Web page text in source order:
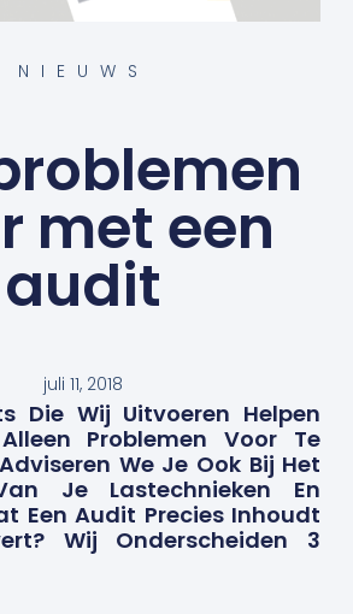
NIEUWS
met een
audit
juli 11, 2018
Die Wij Uitvoeren Helpen
Problemen Voor Te
We Je Ook Bij Het
Je Lastechnieken En
Een Audit Precies Inhoudt
Wij Onderscheiden 3